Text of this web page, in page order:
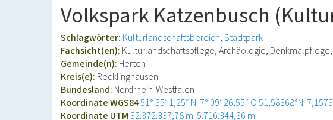
Volkspark Katzenbusch
Schlagwörter: Kulturlandschaftsbereich Stadtpark
Fachsicht(en): Kulturlandschaftspflege, Archäologie,
Gemeinde(n): Herten
Kreis(e): Recklinghausen
Bundesland: Nordrhein-Westfalen
Koordinate WGS8451° 35′ 1,25″ N: 7° 09′ 26,55″ O51,58368°N:
Koordinate UTM 32.372.337,78 m: 5.716.344,36 m